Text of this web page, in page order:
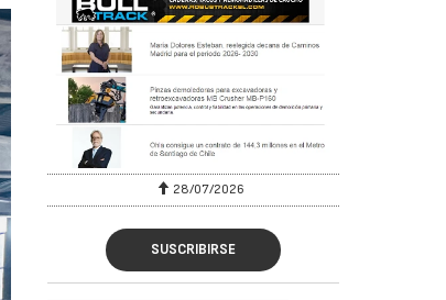
28/07/2026
SUSCRIBIRSE